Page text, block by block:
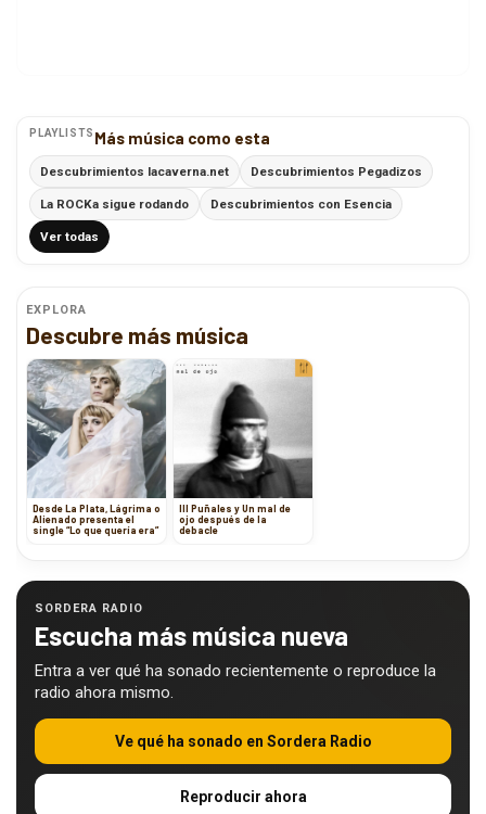
PLAYLISTS Más música como esta
Descubrimientos lacaverna.net Descubrimientos Pegadizos
La ROCKa sigue rodando Descubrimientos con Esencia
Ver todas
EXPLORA
Descubre más música
Desde La Plata, Lágrima o
Alienado presenta el
single “Lo que quería era”
III Puñales y Un mal de
ojo después de la
debacle
SORDERA RADIO
Escucha más música nueva
Entra a ver qué ha sonado recientemente o reproduce la
radio ahora mismo.
Ve qué ha sonado en Sordera Radio
Reproducir ahora